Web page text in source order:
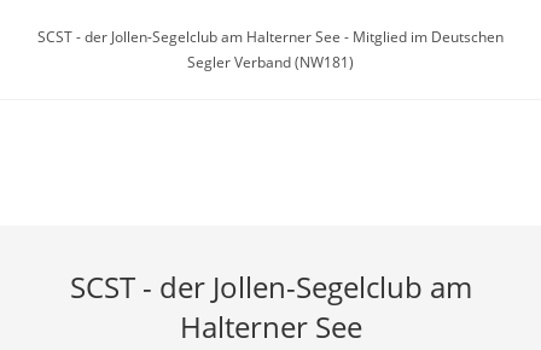
InhaltSCST - der Jollen-Segelclub am Halterner See - Mitglied im Deutschen
Segler Verband (NW181)
SCST - der Jollen-Segelclub am
Halterner See